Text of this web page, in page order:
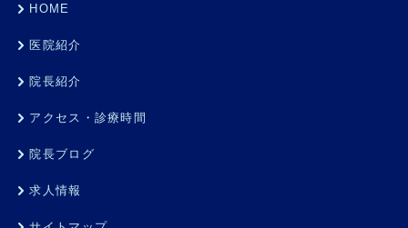
HOME
医院紹介
院長紹介
アクセス・診療時間
院長ブログ
求人情報